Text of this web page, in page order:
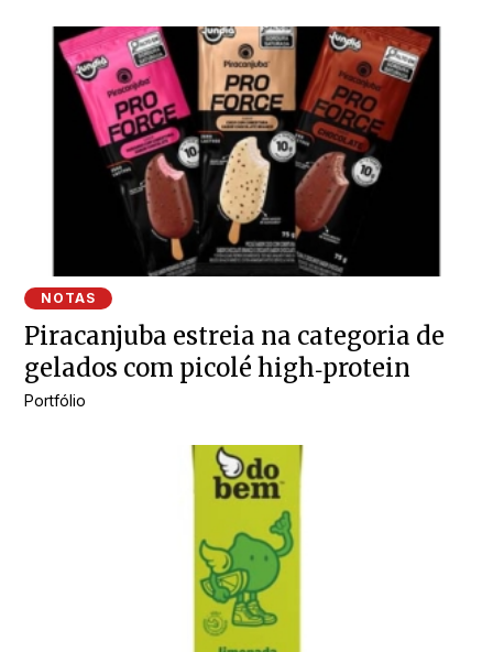
NOTAS
Piracanjuba estreia na categoria de
gelados com picolé high‑protein
Portfólio